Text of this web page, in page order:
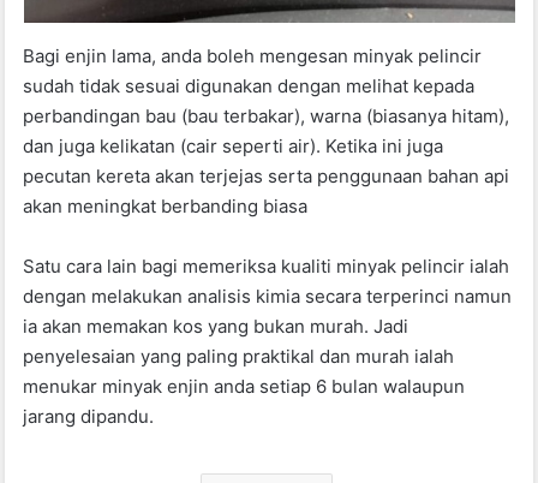
Bagi enjin lama, anda boleh mengesan minyak pelincir
sudah tidak sesuai digunakan dengan melihat kepada
perbandingan bau (bau terbakar), warna (biasanya hitam),
dan juga kelikatan (cair seperti air). Ketika ini juga
pecutan kereta akan terjejas serta penggunaan bahan api
akan meningkat berbanding biasa
Satu cara lain bagi memeriksa kualiti minyak pelincir ialah
dengan melakukan analisis kimia secara terperinci namun
ia akan memakan kos yang bukan murah. Jadi
penyelesaian yang paling praktikal dan murah ialah
menukar minyak enjin anda setiap 6 bulan walaupun
jarang dipandu.